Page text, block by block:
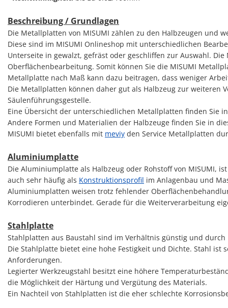
Beschreibung / Grundlagen
Die Metallplatten von MISUMI zählen zu den Halbzeugen
Diese sind im MISUMI Onlineshop mit unterschiedlichen
Unterseite in gewalzt, gefräst oder geschliffen zur Auswahl.
Oberflächenbearbeitung. Somit können Sie die MISUMI
Metallplatte nach Maß kann dazu beitragen, dass weniger
Die Metallplatten können daher gut als Halbzeug zur
Säulenführungsgestelle.
Eine Übersicht der unterschiedlichen Metallplatten finden Sie
Andere Formen und Materialien der Halbzeuge finden Sie in
MISUMI bietet ebenfalls mit meviy den Service Metallplatten
Aluminiumplatte
Die Aluminiumplatte als Halbzeug oder Rohstoff von MISUMI,
auch sehr häufig als Konstruktionsprofil im Anlagenbau und
Aluminiumplatten weisen trotz fehlender
Korrodieren unterbindet. Gerade für die Weiterverarbeitung
Stahlplatte
Stahlplatten aus Baustahl sind im Verhältnis günstig und
Die Stahlplatte bietet eine hohe Festigkeit und Dichte. Stahl
Anforderungen.
Legierter Werkzeugstahl besitzt eine höhere
die Möglichkeit der Härtung und Vergütung des Materials.
Ein Nachteil von Stahlplatten ist die eher schlechte